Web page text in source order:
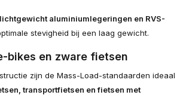
lichtgewicht aluminiumlegeringen en RVS-
stevigheid bij een laag gewicht.
bikes en zware fietsen
zijn de Mass-Load-standaarden ideaal
transportfietsen en fietsen met